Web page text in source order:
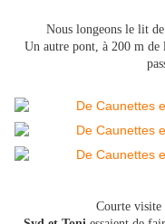
Nous longeons le lit
Un autre pont, à 200 m de
Courte